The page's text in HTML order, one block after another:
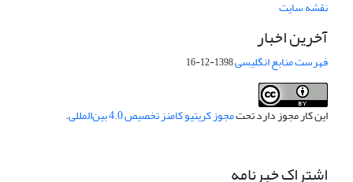
نقشه سایت
آخرین اخبار
فهرست منابع انگلیسی1398-12-16
این کار مجوز دارد تحتمجوز کریتیو کامنز تخصیص 4.0 بین‌المللی .
اشتراک خبرنامه